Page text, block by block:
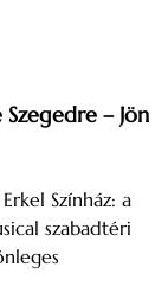
– Jön
Színház: a
szabadtéri